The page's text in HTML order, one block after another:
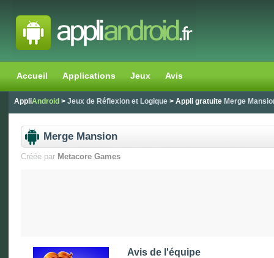
Accueil Applications Jeux Avis
AppliAndroid > Jeux de Réflexion et Logique > Appli gratuite Merge
Merge Mansion
Créée par Metacore Games
Avis de l'équipe